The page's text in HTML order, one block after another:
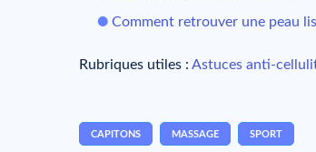
Comment retrouver une peau
Rubriques utiles : Astuces anti-
CAPITONS MASSAGE SPORT